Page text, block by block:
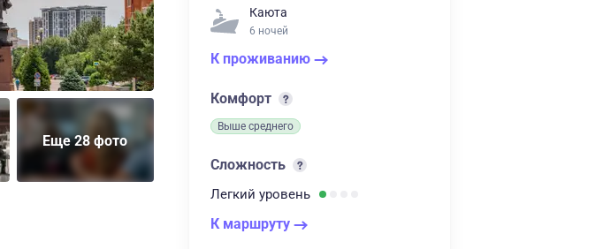
Еще 28 фото
Каюта
6 ночей
К проживанию
Комфорт
Выше среднего
Сложность
Легкий уровень
К маршруту